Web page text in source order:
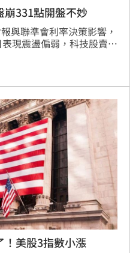
331點開盤不妙
與聯準會利率決策影響，
現震盪偏弱，科技股賣壓
外夾擊之下，台股今
！美股3指數小漲